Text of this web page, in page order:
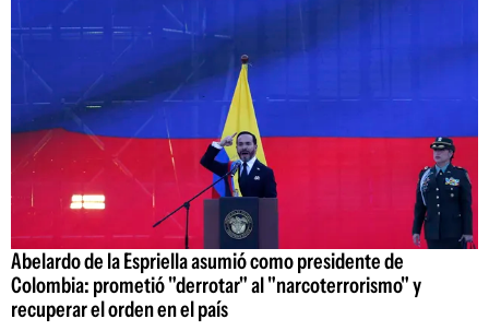
Abelardo de la Espriella asumió como presidente de
Colombia: prometió "derrotar" al "narcoterrorismo" y
recuperar el orden en el país